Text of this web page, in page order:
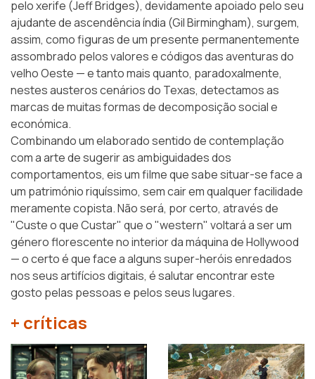
pelo xerife (Jeff Bridges), devidamente apoiado pelo seu
ajudante de ascendência índia (Gil Birmingham), surgem,
assim, como figuras de um presente permanentemente
assombrado pelos valores e códigos das aventuras do
velho Oeste — e tanto mais quanto, paradoxalmente,
nestes austeros cenários do Texas, detectamos as
marcas de muitas formas de decomposição social e
económica.
Combinando um elaborado sentido de contemplação
com a arte de sugerir as ambiguidades dos
comportamentos, eis um filme que sabe situar-se face a
um património riquíssimo, sem cair em qualquer facilidade
meramente copista. Não será, por certo, através de
"Custe o que Custar" que o "western" voltará a ser um
género florescente no interior da máquina de Hollywood
— o certo é que face a alguns super-heróis enredados
nos seus artifícios digitais, é salutar encontrar este
gosto pelas pessoas e pelos seus lugares.
+ críticas